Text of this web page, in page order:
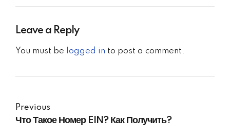
Leave a Reply
You must be logged in to post a comment.
Previous
Что Такое Номер EIN? Как Получить?